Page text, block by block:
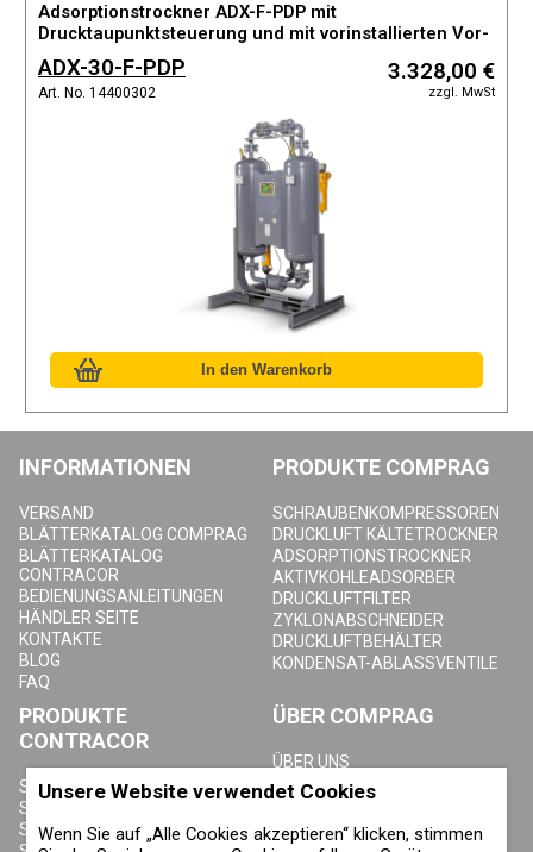
Adsorptionstrockner ADX-F-PDP mit
Drucktaupunktsteuerung und mit vorinstallierten Vor-
und Nachfiltern, Taupunkt bis max. -40°C
ADX-30-F-PDP
Art. No. 14400302
3.328,00 €
zzgl. MwSt
INFORMATIONEN
VERSAND
BLÄTTERKATALOG COMPRAG
BLÄTTERKATALOG
CONTRACOR
BEDIENUNGSANLEITUNGEN
HÄNDLER SEITE
KONTAKTE
BLOG
FAQ
PRODUKTE COMPRAG
SCHRAUBENKOMPRESSOREN
DRUCKLUFT KÄLTETROCKNER
ADSORPTIONSTROCKNER
AKTIVKOHLEADSORBER
DRUCKLUFTFILTER
ZYKLONABSCHNEIDER
DRUCKLUFTBEHÄLTER
KONDENSAT-ABLASSVENTILE
PRODUKTE
CONTRACOR
SANDSTRAHLGERÄTE
SANDSTRAHLHELME
SANDSTRAHLANZÜGE
ÜBER COMPRAG
ÜBER UNS
URHEBERRECHT, MARKEN UND
SONSTIGE RECHTE
DATENSCHUTZERKLÄRUNG
COOKIE-RICHTLINIE
Unsere Website verwendet Cookies
Wenn Sie auf „Alle Cookies akzeptieren“ klicken, stimmen